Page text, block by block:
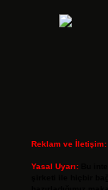
Reklam ve İletişim:
Yasal Uyarı: